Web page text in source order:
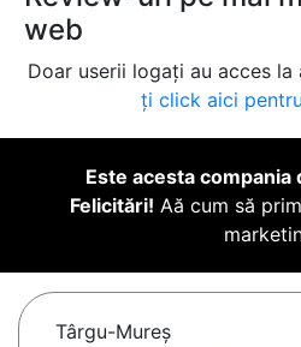
web
Doar userii logați au acces la
ți click aici
Este acesta compania
Felicitări! Aă cum să
Târgu-Mureş